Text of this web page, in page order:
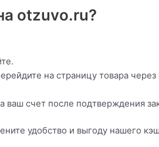
otzuvo.ru?
на страницу товара через
ваш счет после подтверждения
удобство и выгоду нашего